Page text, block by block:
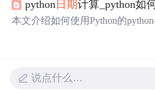
python 日期计算_python如
本文介绍如何使用Python的
说点什么…